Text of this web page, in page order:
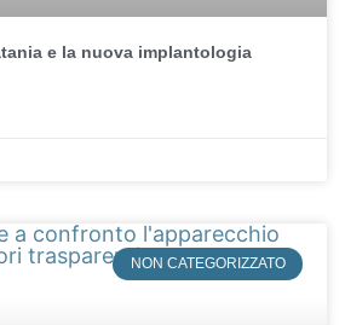
e la nuova implantologia
NON CATEGORIZZATO